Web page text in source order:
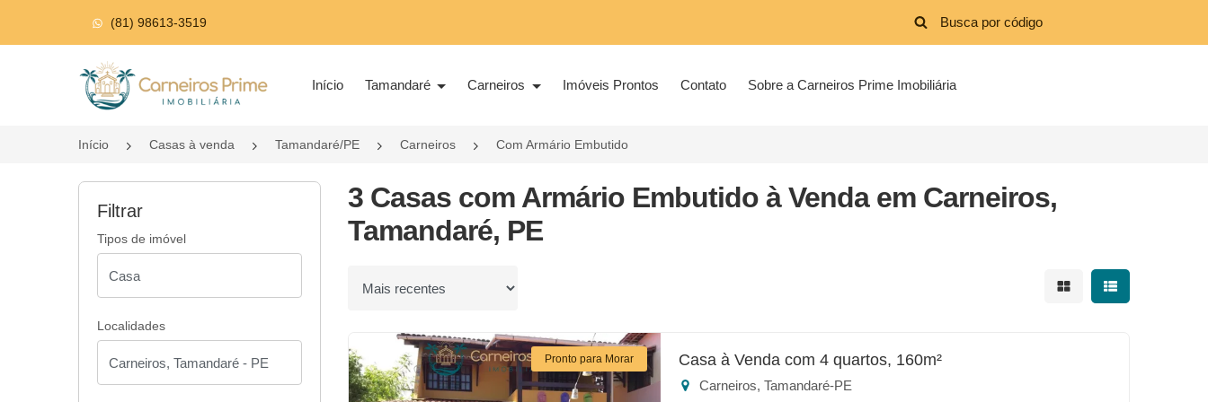
(81) 98613-3519
Página inicial
Início Tamandaré Carneiros Imóveis Prontos Contato Sobre a Carneiros Prime Imobiliária
Início Casas à venda Tamandaré/PE Carneiros Com Armário Embutido
Filtrar
Tipos de imóvel
Localidades
3 Casas com Armário Embutido à Venda em Carneiros,
Tamandaré, PE
Ordenar por Mostrar resultados em
Mostrar
Pronto para Morar Casa à Venda com 4 quartos, 160m²
Carneiros, Tamandaré-PE